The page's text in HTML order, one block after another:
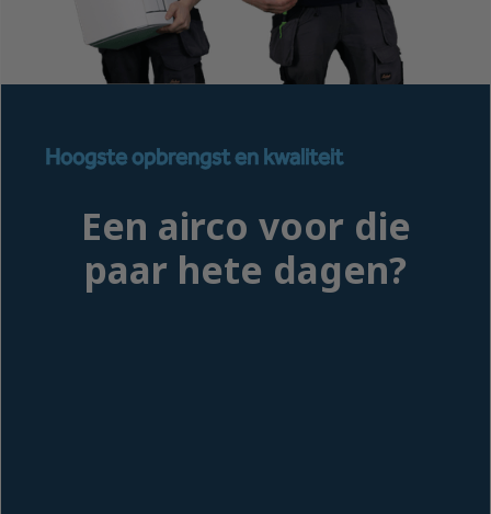
Hoogste opbrengst en kwaliteit
Een airco voor die
paar hete dagen?